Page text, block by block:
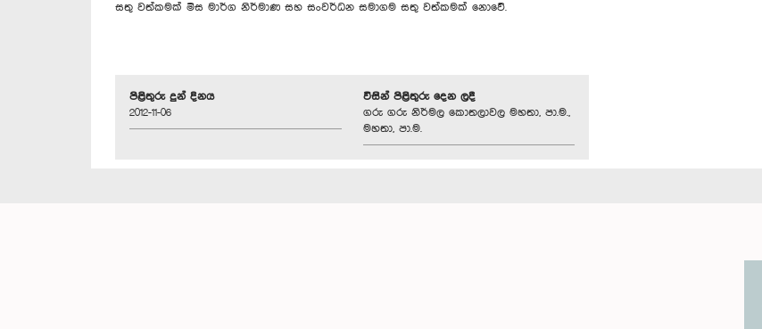
සතු වත්කමක් මිස මාර්ග නිර්මාණ සහ සංවර්ධන සමාගම සතු වත්කමක් නොවේ.
පිළිතුරු දුන් දිනය
2012-11-06
විසින් පිළිතුරු දෙන ලදී
ගරු ගරු නිර්මල කොතලාවල මහතා, පා.ම.,
මහතා, පා.ම.